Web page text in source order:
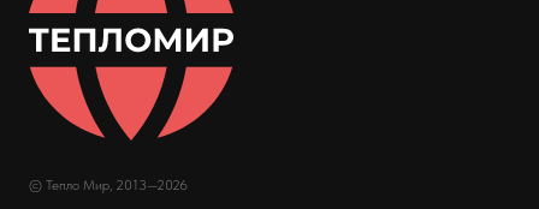
© Тепло Мир, 2013—2026